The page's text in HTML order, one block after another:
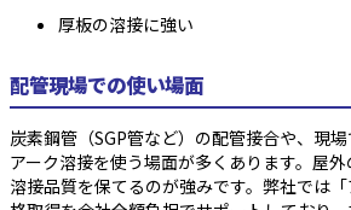
厚板の溶接に強い
配管現場での使い場面
炭素鋼管（SGP管など）の配管接合や、現
アーク溶接を使う場面が多くあります。屋
溶接品質を保てるのが強みです。弊社では